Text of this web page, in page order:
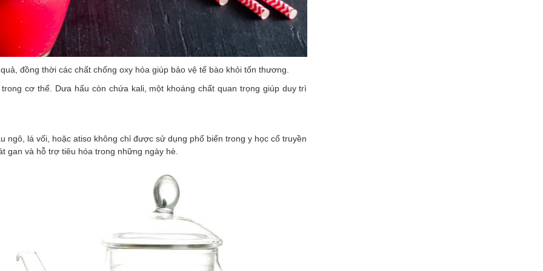
đồng thời các chất chống oxy hóa giúp bảo vệ tế bào khỏi tổn thương.
cơ thể. Dưa hấu còn chứa kali, một khoáng chất quan trọng giúp duy trì
lá vối, hoặc atiso không chỉ được sử dụng phổ biến trong y học cổ truyền
gan và hỗ trợ tiêu hóa trong những ngày hè.